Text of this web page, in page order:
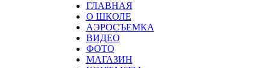
ГЛАВНАЯ
О ШКОЛЕ
АЭРОСЪЕМКА
ВИДЕО
ФОТО
МАГАЗИН